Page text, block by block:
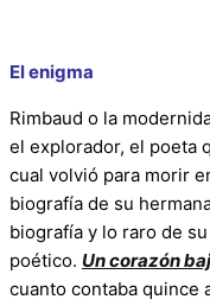
El enigma
Rimbaud o la
el explorador, el poeta
cual volvió para morir
biografía de su
biografía y lo raro de
poético. Un corazón
cuanto contaba quince